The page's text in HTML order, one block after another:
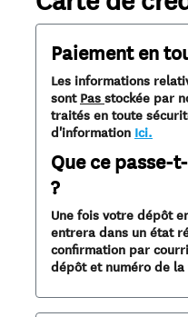
Paiement en
Les informations
sont Pas stockée par
traités en toute
d'information Ici.
Que ce passe-
?
Une fois votre dépôt
entrera dans un état
confirmation par
dépôt et numéro de